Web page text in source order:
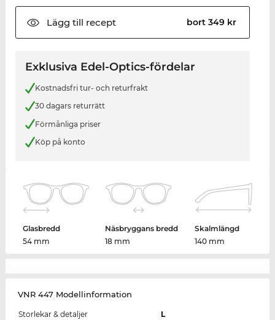
Lägg till recept bort 349 kr
Exklusiva Edel-Optics-fördelar
Kostnadsfri tur- och returfrakt
30 dagars returrätt
Förmånliga priser
Köp på konto
Glasbredd
54 mm
Näsbryggans bredd
18 mm
Skalmlängd
140 mm
VNR 447 Modellinformation
Storlekar & detaljer
L